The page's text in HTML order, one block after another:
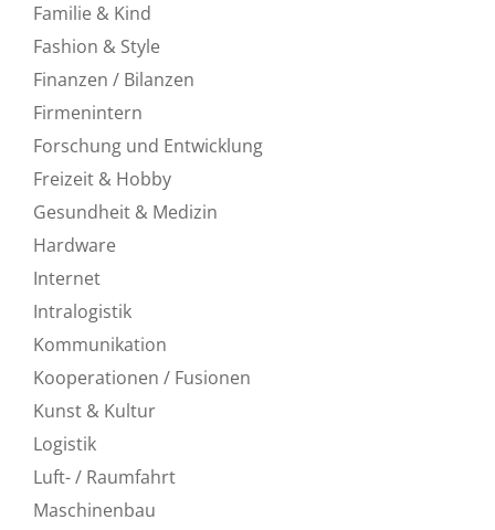
Familie & Kind
Fashion & Style
Finanzen / Bilanzen
Firmenintern
Forschung und Entwicklung
Freizeit & Hobby
Gesundheit & Medizin
Hardware
Internet
Intralogistik
Kommunikation
Kooperationen / Fusionen
Kunst & Kultur
Logistik
Luft- / Raumfahrt
Maschinenbau